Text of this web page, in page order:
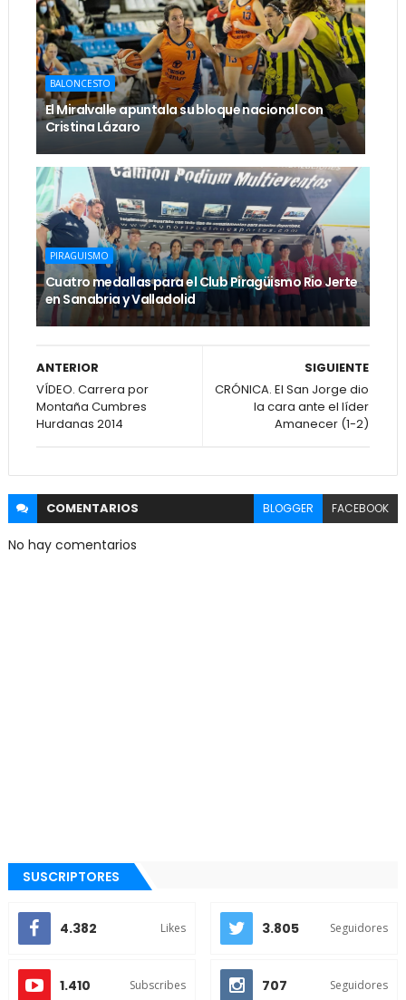
BALONCESTO
El Miralvalle apuntala su bloque nacional con
Cristina Lázaro
PIRAGUISMO
Cuatro medallas para el Club Piragüismo Rio Jerte
en Sanabria y Valladolid
SIGUIENTE
CRÓNICA. El San Jorge dio
la cara ante el líder
Amanecer (1-2)
ANTERIOR
VÍDEO. Carrera por
Montaña Cumbres
Hurdanas 2014
COMENTARIOS BLOGGER FACEBOOK
No hay comentarios
SUSCRIPTORES
4.382 Likes 3.805 Seguidores
1.410 Subscribes 707 Seguidores